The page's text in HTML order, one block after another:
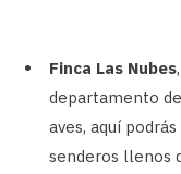
Finca Las Nubes
departamento
aves, aquí
senderos llenos